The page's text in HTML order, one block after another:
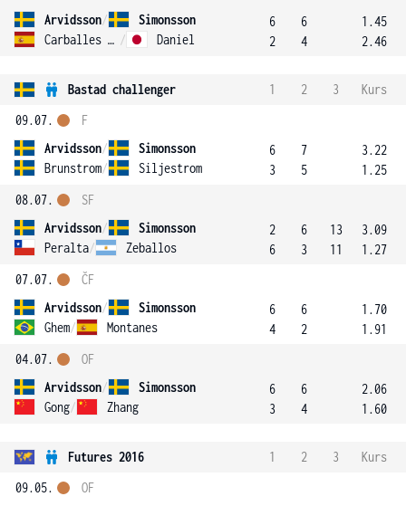
Arvidsson/
Simonsson
Carballes Baena / Daniel
6
2
6
4
1.45
2.46
Bastad challenger 1 2 3
Kurs
09.07.
Arvidsson/
Simonsson
Brunstrom/ Siljestrom
F
6
3
7
5
3.22
1.25
08.07.
Arvidsson/
Simonsson
Peralta/ Zeballos
SF
2
6
6
3
13
11
3.09
1.27
07.07.
Arvidsson/
Simonsson
Ghem/ Montanes
ČF
6
4
6
2
1.70
1.91
04.07.
Arvidsson/
Simonsson
Gong/ Zhang
OF
6
3
6
4
2.06
1.60
Futures 2016 1 2 3
Kurs
09.05.
OF